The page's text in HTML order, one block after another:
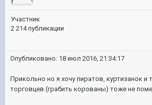
Участник
2 214 публикации
Опубликовано: 18 июл 2016, 21:34:17
Прикольно но я хочу пиратов, куртизанок и
торговцев (грабить корованы) тоже не